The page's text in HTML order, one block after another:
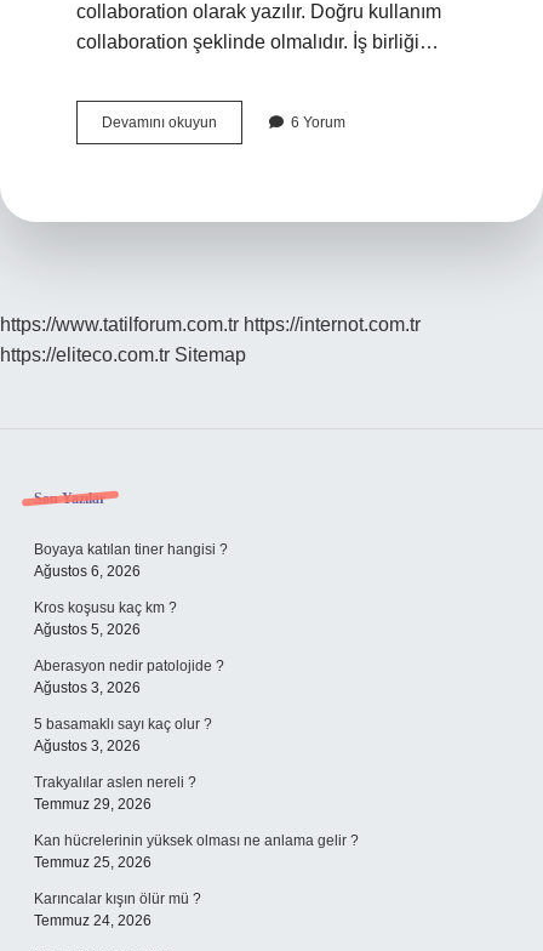
collaboration olarak yazılır. Doğru kullanım
collaboration şeklinde olmalıdır. İş birliği…
Devamını okuyun
Birliği
6 Yorum
https://www.tatilforum.com.tr https://internot.com.tr
https://eliteco.com.tr Sitemap
Sidebar
Son Yazılar
Boyaya katılan tiner hangisi ?
Ağustos 6, 2026
Kros koşusu kaç km ?
Ağustos 5, 2026
Aberasyon nedir patolojide ?
Ağustos 3, 2026
5 basamaklı sayı kaç olur ?
Ağustos 3, 2026
Trakyalılar aslen nereli ?
Temmuz 29, 2026
Kan hücrelerinin yüksek olması ne anlama gelir ?
Temmuz 25, 2026
Karıncalar kışın ölür mü ?
Temmuz 24, 2026